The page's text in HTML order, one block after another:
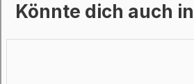
Könnte dich auch